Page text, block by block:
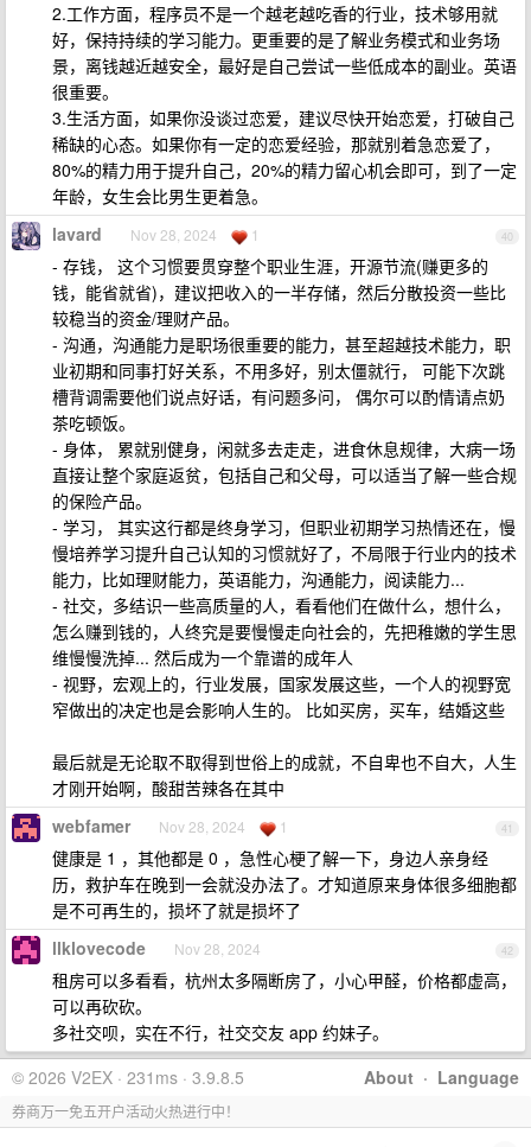
2.工作方面，程序员不是一个越老越吃香的行业，技术够用就
好，保持持续的学习能力。更重要的是了解业务模式和业务场
景，离钱越近越安全，最好是自己尝试一些低成本的副业。英语
很重要。
3.生活方面，如果你没谈过恋爱，建议尽快开始恋爱，打破自己
稀缺的心态。如果你有一定的恋爱经验，那就别着急恋爱了，
80%的精力用于提升自己，20%的精力留心机会即可，到了一定
年龄，女生会比男生更着急。
40
lavard Nov 28, 2024 1
- 存钱， 这个习惯要贯穿整个职业生涯，开源节流(赚更多的
钱，能省就省)，建议把收入的一半存储，然后分散投资一些比
较稳当的资金/理财产品。
- 沟通，沟通能力是职场很重要的能力，甚至超越技术能力，职
业初期和同事打好关系，不用多好，别太僵就行， 可能下次跳
槽背调需要他们说点好话，有问题多问， 偶尔可以酌情请点奶
茶吃顿饭。
- 身体， 累就别健身，闲就多去走走，进食休息规律，大病一场
直接让整个家庭返贫，包括自己和父母，可以适当了解一些合规
的保险产品。
- 学习， 其实这行都是终身学习，但职业初期学习热情还在，慢
慢培养学习提升自己认知的习惯就好了，不局限于行业内的技术
能力，比如理财能力，英语能力，沟通能力，阅读能力...
- 社交，多结识一些高质量的人，看看他们在做什么，想什么，
怎么赚到钱的，人终究是要慢慢走向社会的，先把稚嫩的学生思
维慢慢洗掉... 然后成为一个靠谱的成年人
- 视野，宏观上的，行业发展，国家发展这些，一个人的视野宽
窄做出的决定也是会影响人生的。 比如买房，买车，结婚这些
最后就是无论取不取得到世俗上的成就，不自卑也不自大，人生
才刚开始啊，酸甜苦辣各在其中
41
webfamer Nov 28, 2024 1
健康是 1 ，其他都是 0 ，急性心梗了解一下，身边人亲身经
历，救护车在晚到一会就没办法了。才知道原来身体很多细胞都
是不可再生的，损坏了就是损坏了
42
llklovecode Nov 28, 2024
租房可以多看看，杭州太多隔断房了，小心甲醛，价格都虚高，
可以再砍砍。
多社交呗，实在不行，社交交友 app 约妹子。
About · Language
© 2026 V2EX · 231ms · 3.9.8.5
券商万一免五开户活动火热进行中！